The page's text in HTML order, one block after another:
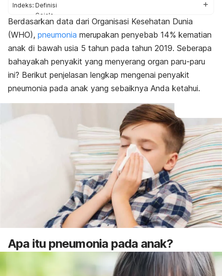
Indeks: Definisi
Gejala
Penyebab
Faktor risiko
Komplikasi
Pengobatan
Pencegahan
Berdasarkan data dari Organisasi Kesehatan Dunia
(WHO), pneumonia merupakan penyebab 14% kematian
anak di bawah usia 5 tahun pada tahun 2019. Seberapa
bahayakah penyakit yang menyerang organ paru-paru
ini? Berikut penjelasan lengkap mengenai penyakit
pneumonia pada anak yang sebaiknya Anda ketahui.
Apa itu pneumonia pada anak?